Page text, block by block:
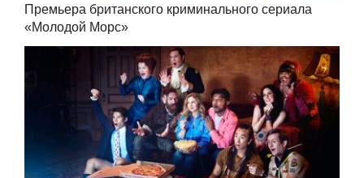
Премьера британского криминального сериала
«Молодой Морс»